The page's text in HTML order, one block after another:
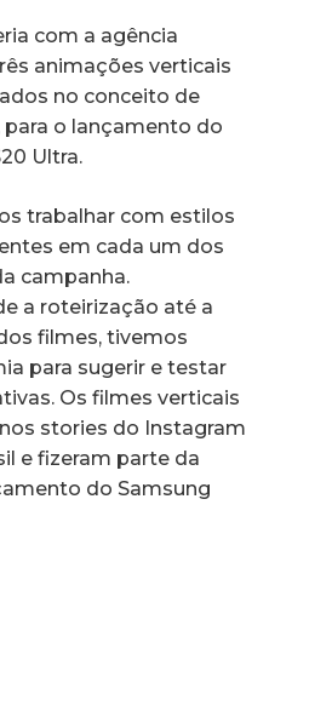
com a agência
animações verticais
no conceito de
para o lançamento do
Ultra.
trabalhar com estilos
em cada um dos
campanha.
a roteirização até a
filmes, tivemos
para sugerir e testar
Os filmes verticais
stories do Instagram
e fizeram parte da
do Samsung